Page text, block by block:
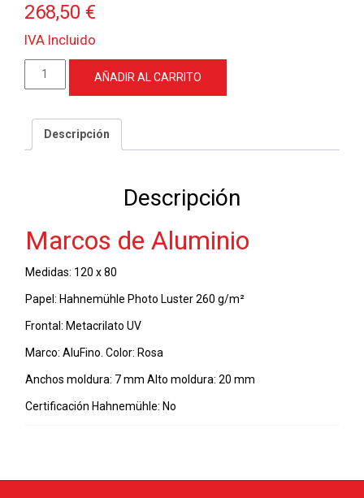
268,50 €
IVA Incluido
Marcos
de
120
2022
AÑADIR AL CARRITO
Descripción
Descripción
Marcos de Aluminio
Medidas: 120 x 80
Papel: Hahnemühle Photo Luster 260 g/m²
Frontal: Metacrilato UV
Marco: AluFino. Color: Rosa
Anchos moldura: 7 mm Alto moldura: 20 mm
Certificación Hahnemühle: No